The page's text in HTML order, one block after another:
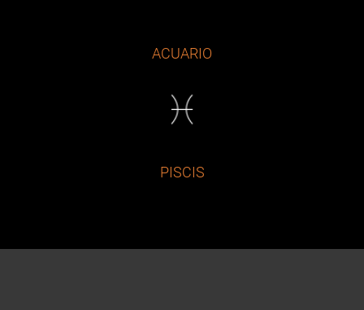
ACUARIO
PISCIS